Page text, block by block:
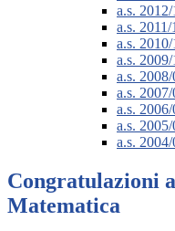
a.s.
a.s.
a.s.
a.s.
a.s.
a.s.
a.s.
a.s.
a.s.
Congratulazioni
Matematica